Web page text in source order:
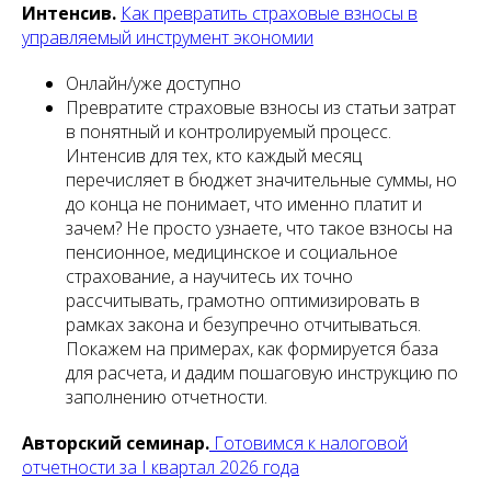
Интенсив. Как превратить страховые взносы в
управляемый инструмент экономии
Онлайн/уже доступно
Превратите страховые взносы из статьи затрат
в понятный и контролируемый процесс.
Интенсив для тех, кто каждый месяц
перечисляет в бюджет значительные суммы, но
до конца не понимает, что именно платит и
зачем? Не просто узнаете, что такое взносы на
пенсионное, медицинское и социальное
страхование, а научитесь их точно
рассчитывать, грамотно оптимизировать в
рамках закона и безупречно отчитываться.
Покажем на примерах, как формируется база
для расчета, и дадим пошаговую инструкцию по
заполнению отчетности.
Авторский семинар. Готовимся к налоговой
отчетности за I квартал 2026 года